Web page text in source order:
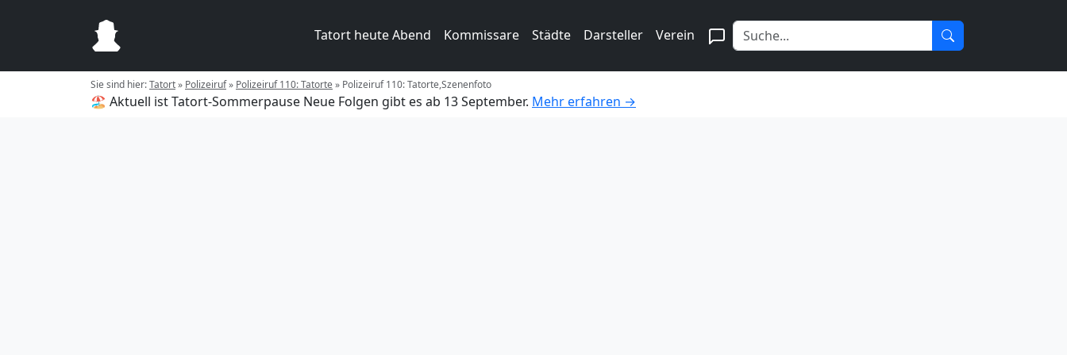
Tatort heute Abend Kommissare Städte Darsteller Verein
Sie sind hier:Tatort» Polizeiruf» Polizeiruf 110: Tatorte» Polizeiruf 110: Tatorte,Szenenfoto
🏖️ Aktuell ist Tatort-Sommerpause Neue Folgen gibt es ab 13 September. Mehr erfahren →